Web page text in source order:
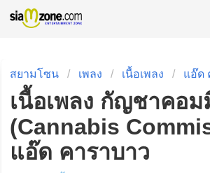
สยามโซน เพลง เนื้อเพลง แอ๊ด
เนื้อเพลง กัญชาคอ
(Cannabis
แอ๊ด คาราบาว